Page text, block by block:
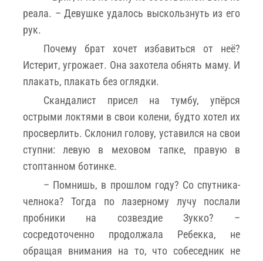
реала. – Девушке удалось выскользнуть из его
рук.
Почему брат хочет избавиться от неё?
Истерит, угрожает. Она захотела обнять маму. И
плакать, плакать без оглядки.
Скандалист присел на тумбу, упёрся
острыми локтями в свои колени, будто хотел их
просверлить. Склонил голову, уставился на свои
ступни: левую в меховом тапке, правую в
стоптанном ботинке.
– Помнишь, в прошлом году? Со спутника-
челнока? Тогда по лазерному лучу послали
пробники на созвездие Зукко? –
сосредоточенно продолжала Ребекка, не
обращая внимания на то, что собеседник не